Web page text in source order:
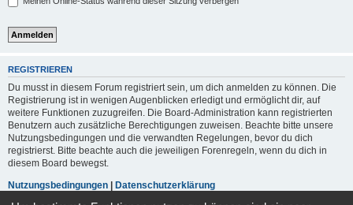
REGISTRIEREN
Du musst in diesem Forum registriert sein, um dich anmelden zu können. Die
Registrierung ist in wenigen Augenblicken erledigt und ermöglicht dir, auf
weitere Funktionen zuzugreifen. Die Board-Administration kann registrierten
Benutzern auch zusätzliche Berechtigungen zuweisen. Beachte bitte unsere
Nutzungsbedingungen und die verwandten Regelungen, bevor du dich
registrierst. Bitte beachte auch die jeweiligen Forenregeln, wenn du dich in
diesem Board bewegst.
Nutzungsbedingungen
Datenschutzerklärung